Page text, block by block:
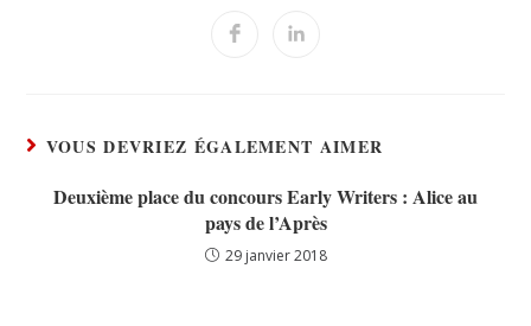
VOUS DEVRIEZ ÉGALEMENT AIMER
Deuxième place du concours Early Writers : Alice au
pays de l’Après
29 janvier 2018